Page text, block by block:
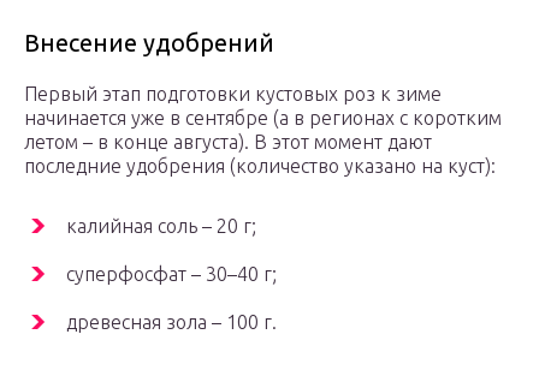
Внесение удобрений
Первый этап подготовки кустовых роз к зиме
начинается уже в сентябре (а в регионах с коротким
летом – в конце августа). В этот момент дают
последние удобрения (количество указано на куст):
калийная соль – 20 г;
суперфосфат – 30–40 г;
древесная зола – 100 г.